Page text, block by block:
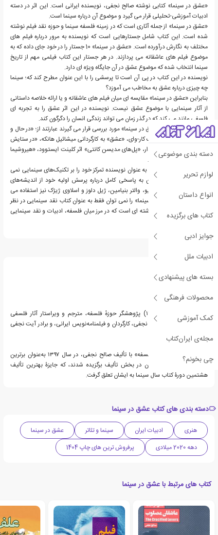
دسته بندی موضوعی
لوازم تحریر
انواع داستان
کتاب های برگزیده
جوایز ادبی
ادبیات ملل
بسته های پیشنهادی
محصولات فرهنگی
کمک آموزشی
مجله‌ی ایران‌کتاب
چی بخونم؟
«عشق در سینما» کتابی نوشته صالح نجفی، نویسنده ایرانی است. این اثر در دسته
ادبیات آموزشی-تحلیلی قرار می گیرد و موضوع آن درباره سینما است.
«عشق در سینما» از جمله آثاری است که در زمینه فلسفه سینما و حوزه نقد فیلم نوشته
شده است. این کتاب شامل جستارهایی است که نویسنده به مرور درباره فیلم های
مختلف به نگارش درآورده است. «عشق در سینما» 10 جستار را در خود جای داده که به
موضوع فیلم های عاشقانه می پردازند. در هر جستار این کتاب فیلمی مهم از تاریخ
سینما انتخاب شده که موضوع عشق در آن جایگاه ویژه ای دارد.
نویسنده در این کتاب در پی آن است تا پرسشی را با این عنوان مطرح کند که؛ سینما
چه چیزی درباره عشق به مخاطب می آموزد؟
بنابراین «عشق در سینما» مقایسه ای میان فیلم های عاشقانه و یا ارائه خلاصه داستانی
از آثار سینمایی با موضوع عشق نیست. نویسنده در این اثر عشق را به تجربه ای
فلسفی مانند می کند که در گذر زمان می تواند زندگی انسان را دگرگون کند.
برخی از آثاری که در «عشق در سینما» مورد بررسی قرار می گیرند عبارتند از؛ «در حال و
هوای عشق» ساخته وونگ کار-وای، «عشق» به کارگردانی میشائیل هانکه، «در ستایش
عشق» ساخته ژان-لوک گدار، «پل‌های مدیسن کانتی» اثر کلینت ایستوود، «هیروشیما
عشق من» ساخته آلن رنه.
در این کتاب صالح نجفی به عنوان نویسنده تمرکز خود را بر تکنیک‌های سینمایی نمی
گذارد و برای دست یافتن به پاسخی کامل درباره پرسش اولیه خود از اندیشه‌های
فیلسوفانی مانند: آلن بدیو، والتر بنیامین، ژیل دلوز و اسلاوی ژیژک نیز استفاده می
کند. در نتیجه «عشق در سینما» را نمی توان فقط به عنوان کتاب نقد سینمایی در نظر
گرفت. این اثر کتابی بینارشته ای است که در مرز میان فلسفه، ادبیات و نقد سینمایی
قرار می‌گیرد.
درباره صالح نجفی
صالح نجفی (متولد ۱۳۵۴) پژوهشگر حوزهٔ فلسفه، مترجم و ویراستار آثار فلسفی
است.وی فرزند محمدعلی نجفی، کارگردان و فیلمنامه‌نویس ایرانی، و برادر آیت نجفی
است.
مجموعۀ «فیلم به‌مثابۀ فلسفه» با تألیف صالح نجفی، در سال ۱۳۹۷ به‌عنوان برترین
کتاب‌ها سال سینمای ایران در بخش تألیف برگزیده شدند، که جایزۀ بهترین تألیف
هشتمین دورۀ کتاب سال سینما به ایشان تعلق گرفت.
دسته بندی های کتاب عشق در سینما
هنری ادبیات ایران سینما و تئاتر
عشق در سینما
دهه 2020 میلادی
پرفروش ترین های چاپ 1404
کتاب های مرتبط با عشق در سینما